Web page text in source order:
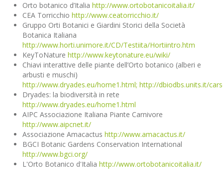
Orto botanico d’Italia http://www.ortobotanicoitalia.it/
CEA Torricchio http://www.ceatorricchio.it/
Gruppo Orti Botanici e Giardini Storici della Società
Botanica Italiana
http://www.horti.unimore.it/CD/Testiita/Hortiintro.htm
KeyToNature http://www.keytonature.eu/wiki/
Chiavi interattive delle piante dell’Orto botanico (alberi e
arbusti e muschi)
http://www.dryades.eu/home1.html; http://dbiodbs.units.it/
Dryades: la biodiversità in rete
http://www.dryades.eu/home1.html
AIPC Associazione Italiana Piante Carnivore
http://www.aipcnet.it/
Associazione Amacactus http://www.amacactus.it/
BGCI Botanic Gardens Conservation International
http://www.bgci.org/
L'Orto Botanico d'Italia http://www.ortobotanicoitalia.it/